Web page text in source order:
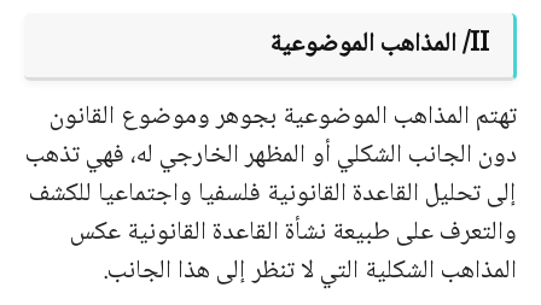
II/ المذاهب الموضوعية
تهتم المذاهب الموضوعية بجوهر وموضوع القانون
دون الجانب الشكلي أو المظهر الخارجي له، فهي تذهب
إلى تحليل القاعدة القانونية فلسفيا واجتماعيا للكشف
والتعرف على طبيعة نشأة القاعدة القانونية عكس
المذاهب الشكلية التي لا تنظر إلى هذا الجانب.